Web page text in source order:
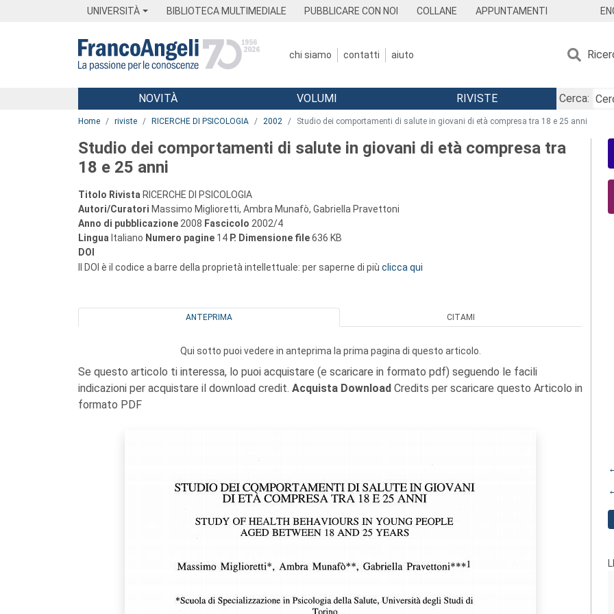
UNIVERSITÀ BIBLIOTECA MULTIMEDIALE PUBBLICARE CON NOI COLLANE APPUNTAMENTI
chi siamo contatti aiuto
Menu
NOVITÀ VOLUMI RIVISTE
Cerca:
Home riviste RICERCHE DI PSICOLOGIA 2002 Studio dei comportamenti di salute in giovani di età compresa tra 18 e 25 anni
Studio dei comportamenti di salute in giovani di età compresa tra
18 e 25 anni
Titolo Rivista RICERCHE DI PSICOLOGIA
Autori/Curatori Massimo Miglioretti, Ambra Munafò, Gabriella Pravettoni
Anno di pubblicazione 2008 Fascicolo 2002/4
Lingua Italiano Numero pagine 14 P. Dimensione file636 KB
DOI
Il DOI è il codice a barre della proprietà intellettuale: per saperne di più clicca qui
ANTEPRIMA CITAMI
Qui sotto puoi vedere in anteprima la prima pagina di questo articolo.
Se questo articolo ti interessa, lo puoi acquistare (e scaricare in formato pdf) seguendo le facili
indicazioni per acquistare il download credit. Acquista Download Credits per scaricare questo Articolo in
formato PDF